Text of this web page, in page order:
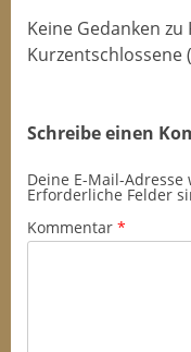
Keine Gedanken
Kurzentschlossene
Schreibe einen
Deine E-Mail-
Erforderliche Felder
Kommentar *